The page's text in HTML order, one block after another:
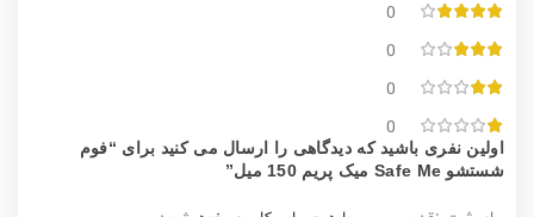
0
0
0
0
اولین نفری باشید که دیدگاهی را ارسال می کنید برای “فوم
شستشو Safe Me میک پریم 150 میل”